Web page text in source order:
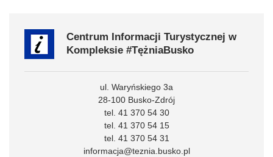
Centrum Informacji Turystycznej w
Kompleksie #TężniaBusko
ul. Waryńskiego 3a
28-100 Busko-Zdrój
tel. 41 370 54 30
tel. 41 370 54 15
tel. 41 370 54 31
informacja@teznia.busko.pl